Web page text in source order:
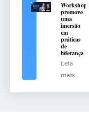
Workshop
promove
uma
imersão
em
práticas
de
liderança
Leia
mais